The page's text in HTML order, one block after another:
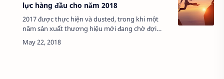
lực hàng đầu cho năm 2018
2017 được thực hiện và dusted, trong khi một
năm sản xuất thương hiệu mới đang chờ đợi
trong năm 2018. Nhân sự và các chuyên gia
tuyển dụng sẽ tự hỏi những gì nằm phía trước,